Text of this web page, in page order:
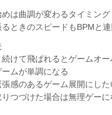
は曲調が変わるタイミング
ときのスピードもBPMと
続けて飛ばれるとゲームオ
ムが単調になる
感のあるゲーム展開にした
つづけた場合は無理ゲー